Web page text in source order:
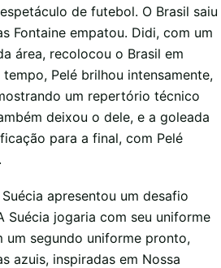
de futebol. O Brasil saiu
Fontaine empatou. Didi, com um
área, recolocou o Brasil em
Pelé brilhou intensamente,
um repertório técnico
deixou o dele, e a goleada
para a final, com Pelé
apresentou um desafio
Suécia jogaria com seu uniforme
um segundo uniforme pronto,
azuis, inspiradas em Nossa